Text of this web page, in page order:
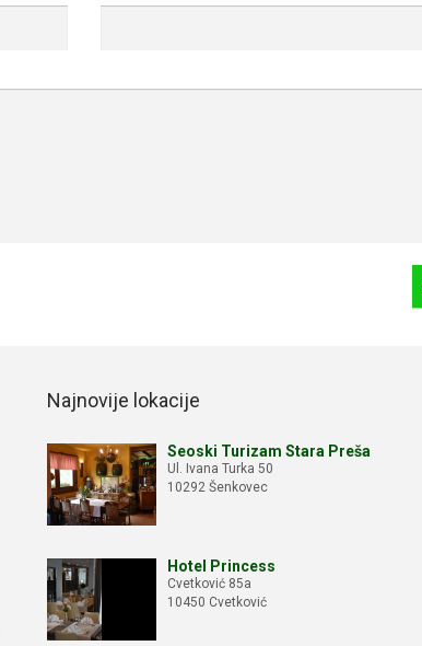
Najnovije lokacije
Seoski Turizam Stara Preša
Ul. Ivana Turka 50
10292 Šenkovec
Hotel Princess
Cvetković 85a
10450 Cvetković